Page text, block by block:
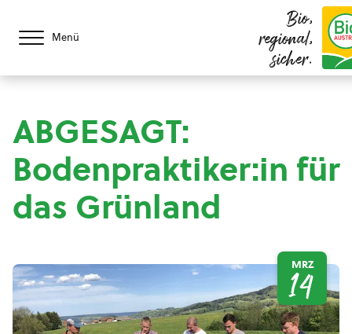
Menü
Bio,
regional,
sicher.
ABGESAGT:
Bodenpraktiker:in für
das Grünland
MRZ
14